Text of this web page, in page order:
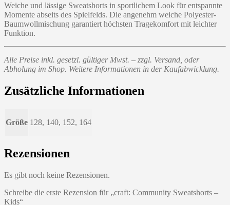
Weiche und lässige Sweatshorts in sportlichem Look für entspannte
Momente abseits des Spielfelds. Die angenehm weiche Polyester-
Baumwollmischung garantiert höchsten Tragekomfort mit leichter
Funktion.
Alle Preise inkl. gesetzl. gültiger Mwst. – zzgl. Versand, oder
Abholung im Shop. Weitere Informationen in der Kaufabwicklung.
Zusätzliche Informationen
Größe 128, 140, 152, 164
Rezensionen
Es gibt noch keine Rezensionen.
Schreibe die erste Rezension für „craft: Community Sweatshorts –
Kids“